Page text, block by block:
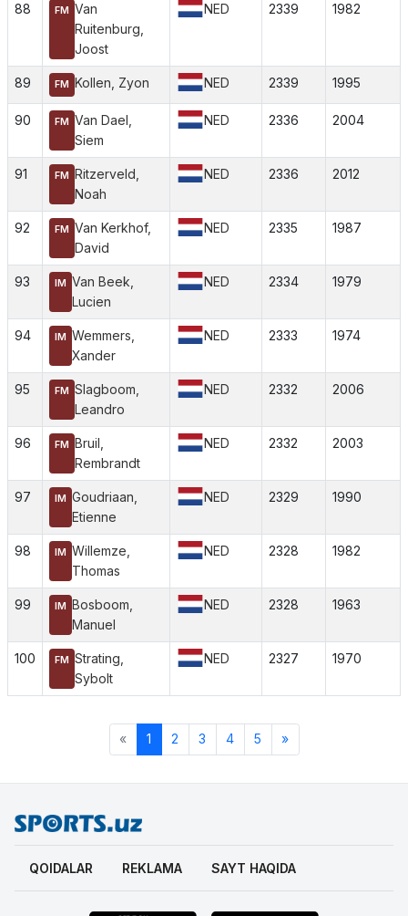
88 FM Van
Ruitenburg,
Joost
NED 2339 1982
89 FM Kollen, Zyon NED 2339 1995
90 FM Van Dael,
Siem
NED 2336 2004
91 FM Ritzerveld,
Noah
NED 2336 2012
92 FM Van Kerkhof,
David
NED 2335 1987
93 IM Van Beek,
Lucien
NED 2334 1979
94 IM Wemmers,
Xander
NED 2333 1974
95 FM Slagboom,
Leandro
NED 2332 2006
96 FM Bruil,
Rembrandt
NED 2332 2003
97 IM Goudriaan,
Etienne
NED 2329 1990
98 IM Willemze,
Thomas
NED 2328 1982
99 IM Bosboom,
Manuel
NED 2328 1963
100 FM Strating,
Sybolt
NED 2327 1970
« 1 2 3 4 5 »
QOIDALAR REKLAMA SAYT HAQIDA